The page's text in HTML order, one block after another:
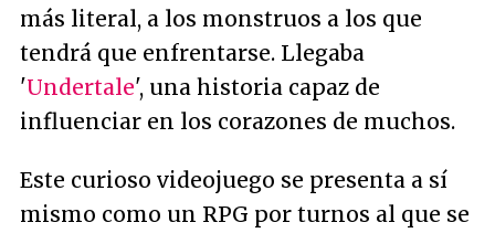
más literal, a los monstruos a los que
tendrá que enfrentarse. Llegaba
'Undertale', una historia capaz de
influenciar en los corazones de muchos.
Este curioso videojuego se presenta a sí
mismo como un RPG por turnos al que se